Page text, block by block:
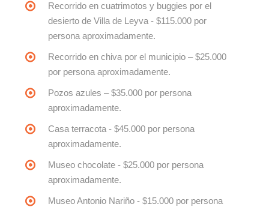
Recorrido en cuatrimotos y buggies por el
desierto de Villa de Leyva - $115.000 por
persona aproximadamente.
Recorrido en chiva por el municipio – $25.000
por persona aproximadamente.
Pozos azules – $35.000 por persona
aproximadamente.
Casa terracota - $45.000 por persona
aproximadamente.
Museo chocolate - $25.000 por persona
aproximadamente.
Museo Antonio Nariño - $15.000 por persona